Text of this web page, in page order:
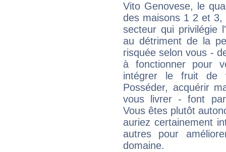
Vito Genovese, le
des maisons 1 2 et
secteur qui privilégie
au détriment de la
risquée selon vous -
à fonctionner pour
intégrer le fruit de
Posséder, acquérir
vous livrer - font
Vous êtes plutôt
auriez certainement
autres pour
domaine.